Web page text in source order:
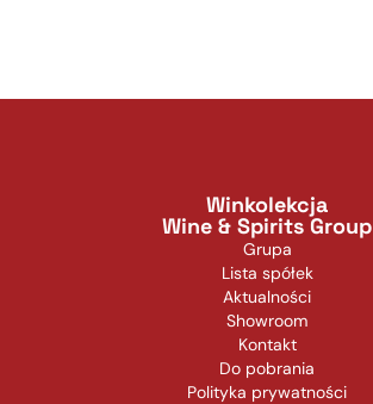
Winkolekcja
Wine & Spirits Group
Grupa
Lista spółek
Aktualności
Showroom
Kontakt
Do pobrania
Polityka prywatności